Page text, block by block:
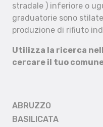
stradale ) inferiore o
graduatorie sono
produzione di rifiuto
Utilizza la ricerca
cercare il tuo
ABRUZZO
BASILICATA